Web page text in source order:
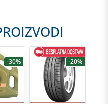
-30% -20%